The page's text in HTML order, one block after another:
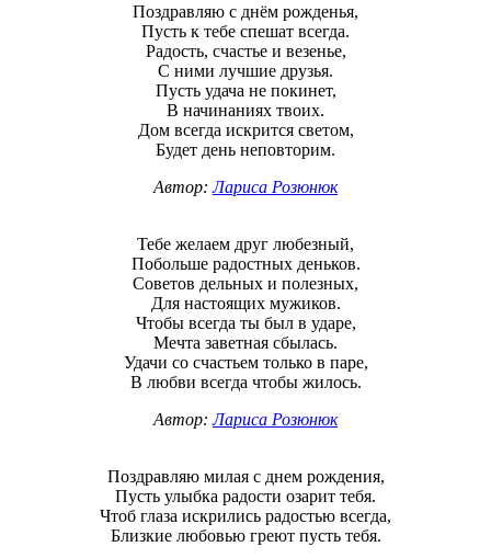
Поздравляю с днём рожденья,
Пусть к тебе спешат всегда.
Радость, счастье и везенье,
С ними лучшие друзья.
Пусть удача не покинет,
В начинаниях твоих.
Дом всегда искрится светом,
Будет день неповторим.
Автор:Лариса Розюнюк
Тебе желаем друг любезный,
Побольше радостных деньков.
Советов дельных и полезных,
Для настоящих мужиков.
Чтобы всегда ты был в ударе,
Мечта заветная сбылась.
Удачи со счастьем только в паре,
В любви всегда чтобы жилось.
Автор:Лариса Розюнюк
Поздравляю милая с днем рождения,
Пусть улыбка радости озарит тебя.
Чтоб глаза искрились радостью всегда,
Близкие любовью греют пусть тебя.